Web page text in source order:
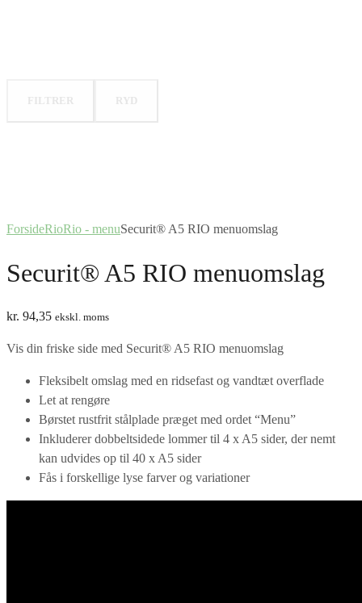
FILTRER RYD
ForsideRioRio - menuSecurit® A5 RIO menuomslag
Securit® A5 RIO menuomslag
kr. 94,35 ekskl. moms
Vis din friske side med Securit® A5 RIO menuomslag
Fleksibelt omslag med en ridsefast og vandtæt overflade
Let at rengøre
Børstet rustfrit stålplade præget med ordet “Menu”
Inkluderer dobbeltsidede lommer til 4 x A5 sider, der nemt
kan udvides op til 40 x A5 sider
Fås i forskellige lyse farver og variationer